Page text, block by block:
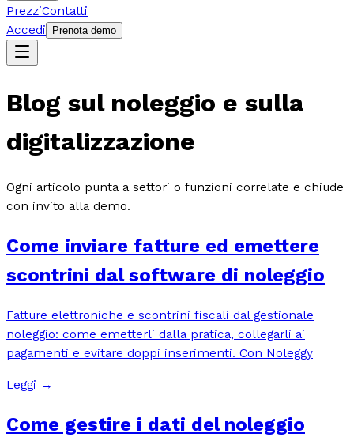
PrezziContatti
Accedi
Prenota demo
Blog sul noleggio e sulla
digitalizzazione
Ogni articolo punta a settori o funzioni correlate e chiude
con invito alla demo.
Come inviare fatture ed emettere
scontrini dal software di noleggio
Fatture elettroniche e scontrini fiscali dal gestionale
noleggio: come emetterli dalla pratica, collegarli ai
pagamenti e evitare doppi inserimenti. Con Noleggy
Leggi →
Come gestire i dati del noleggio